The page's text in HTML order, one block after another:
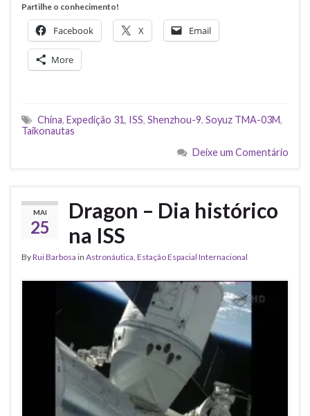
Partilhe o conhecimento!
Facebook X Email
More
China, Expedição 31, ISS, Shenzhou-9, Soyuz TMA-03M,
Taikonautas
Deixe um Comentário
MAI
25
Dragon – Dia histórico
na ISS
ByRui Barbosa in Astronáutica Estação Espacial Internacional